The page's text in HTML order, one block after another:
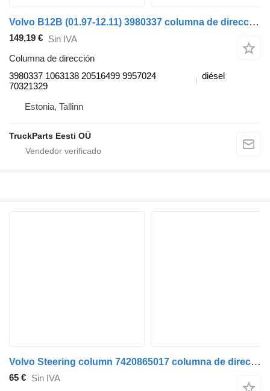
Volvo B12B (01.97-12.11) 3980337 columna de dirección para Volvo B6, B7, B9, B10, B12 bus (1978-2011) autobús
149,19 € Sin IVA
Columna de dirección
3980337 1063138 20516499 9957024
70321329
diésel
Estonia, Tallinn
TruckParts Eesti OÜ
Volvo Steering column 7420865017 columna de dirección para Volvo FE-280 cabeza tractora
65 € Sin IVA